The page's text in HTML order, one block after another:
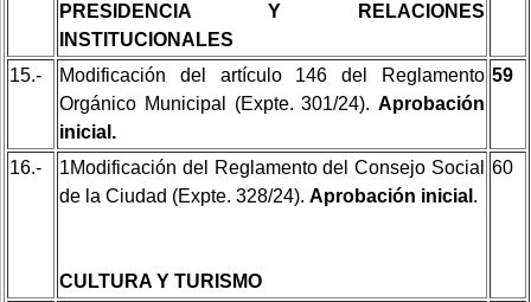
PRESIDENCIA Y RELACIONES
INSTITUCIONALES
15.-
Modificación del artículo 146 del Reglamento
Orgánico Municipal (Expte. 301/24). Aprobación
inicial.
59
16.-
1Modificación del Reglamento del Consejo Social
de la Ciudad (Expte. 328/24). Aprobación inicial .
CULTURA Y TURISMO
60